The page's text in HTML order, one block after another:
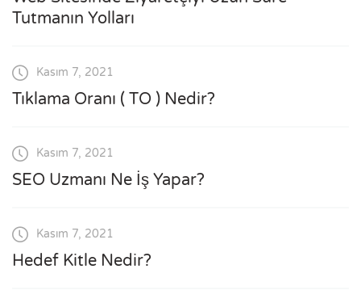
Tutmanın Yolları
Kasım 7, 2021
Tıklama Oranı ( TO ) Nedir?
Kasım 7, 2021
SEO Uzmanı Ne İş Yapar?
Kasım 7, 2021
Hedef Kitle Nedir?